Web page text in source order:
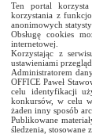
Ten portal
korzystania z
anonimowych
Obsługę cookies
internetowej.
Korzystając z
ustawieniami
Administratorem
OFFICE Paweł
celu identyfikacji
konkursów, w celu
żaden inny sposób
Publikowane
śledzenia, stosowane